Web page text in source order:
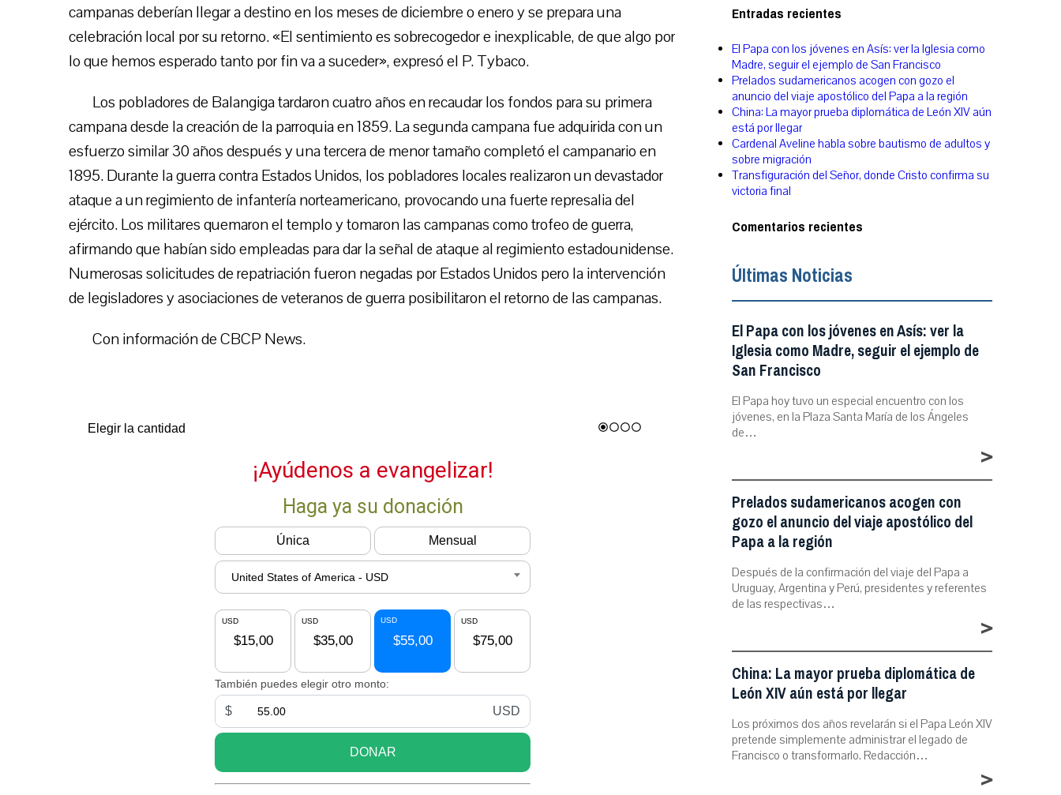
campanas deberían llegar a destino en los meses de diciembre o enero y se prepara una
celebración local por su retorno. «El sentimiento es sobrecogedor e inexplicable, de que algo por
lo que hemos esperado tanto por fin va a suceder», expresó el P. Tybaco.
Los pobladores de Balangiga tardaron cuatro años en recaudar los fondos para su primera
campana desde la creación de la parroquia en 1859. La segunda campana fue adquirida con un
esfuerzo similar 30 años después y una tercera de menor tamaño completó el campanario en
1895. Durante la guerra contra Estados Unidos, los pobladores locales realizaron un devastador
ataque a un regimiento de infantería norteamericano, provocando una fuerte represalia del
ejército. Los militares quemaron el templo y tomaron las campanas como trofeo de guerra,
afirmando que habían sido empleadas para dar la señal de ataque al regimiento estadounidense.
Numerosas solicitudes de repatriación fueron negadas por Estados Unidos pero la intervención
de legisladores y asociaciones de veteranos de guerra posibilitaron el retorno de las campanas.
Con información de CBCP News.
Entradas recientes
El Papa con los jóvenes en Asís: ver la Iglesia como
Madre, seguir el ejemplo de San Francisco
Prelados sudamericanos acogen con gozo el
anuncio del viaje apostólico del Papa a la región
China: La mayor prueba diplomática de León XIV aún
está por llegar
Cardenal Aveline habla sobre bautismo de adultos y
sobre migración
Transfiguración del Señor, donde Cristo confirma su
victoria final
Comentarios recientes
Últimas Noticias
El Papa con los jóvenes en Asís: ver la
Iglesia como Madre, seguir el ejemplo de
San Francisco
El Papa hoy tuvo un especial encuentro con los
jóvenes, en la Plaza Santa María de los Ángeles
de…
>
Prelados sudamericanos acogen con
gozo el anuncio del viaje apostólico del
Papa a la región
Después de la confirmación del viaje del Papa a
Uruguay, Argentina y Perú, presidentes y referentes
de las respectivas…
>
China: La mayor prueba diplomática de
León XIV aún está por llegar
Los próximos dos años revelarán si el Papa León XIV
pretende simplemente administrar el legado de
Francisco o transformarlo. Redacción…
>